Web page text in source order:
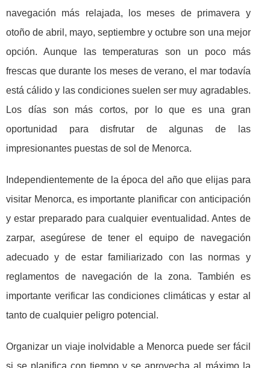
navegación más relajada, los meses de primavera y
otoño de abril, mayo, septiembre y octubre son una mejor
opción. Aunque las temperaturas son un poco más
frescas que durante los meses de verano, el mar todavía
está cálido y las condiciones suelen ser muy agradables.
Los días son más cortos, por lo que es una gran
oportunidad para disfrutar de algunas de las
impresionantes puestas de sol de Menorca.
Independientemente de la época del año que elijas para
visitar Menorca, es importante planificar con anticipación
y estar preparado para cualquier eventualidad. Antes de
zarpar, asegúrese de tener el equipo de navegación
adecuado y de estar familiarizado con las normas y
reglamentos de navegación de la zona. También es
importante verificar las condiciones climáticas y estar al
tanto de cualquier peligro potencial.
Organizar un viaje inolvidable a Menorca puede ser fácil